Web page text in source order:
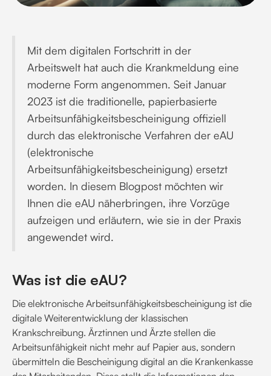
Mit dem digitalen Fortschritt in der
Arbeitswelt hat auch die Krankmeldung eine
moderne Form angenommen. Seit Januar
2023 ist die traditionelle, papierbasierte
Arbeitsunfähigkeitsbescheinigung offiziell
durch das elektronische Verfahren der eAU
(elektronische
Arbeitsunfähigkeitsbescheinigung) ersetzt
worden. In diesem Blogpost möchten wir
Ihnen die eAU näherbringen, ihre Vorzüge
aufzeigen und erläutern, wie sie in der Praxis
angewendet wird.
Was ist die eAU?
Die elektronische Arbeitsunfähigkeitsbescheinigung ist die
digitale Weiterentwicklung der klassischen
Krankschreibung. Ärztinnen und Ärzte stellen die
Arbeitsunfähigkeit nicht mehr auf Papier aus, sondern
übermitteln die Bescheinigung digital an die Krankenkasse